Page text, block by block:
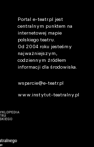
Portal e-teatr.pl jest
centralnym punktem na
internetowej mapie
polskiego teatru.
Od 2004 roku jesteśmy
najważniejszym,
codziennym źródłem
informacji dla środowiska.
wsparcie@e-teatr.pl
www.instytut-teatralny.pl